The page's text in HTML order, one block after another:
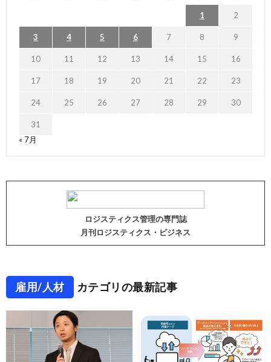
1 2
3 4 5 6 7 8 9
10 11 12 13 14 15 16
17 18 19 20 21 22 23
24 25 26 27 28 29 30
31
« 7月
ロジスティクス管理の専門誌
月刊ロジスティクス・ビジネス
雇用/人材 カテゴリの最新記事